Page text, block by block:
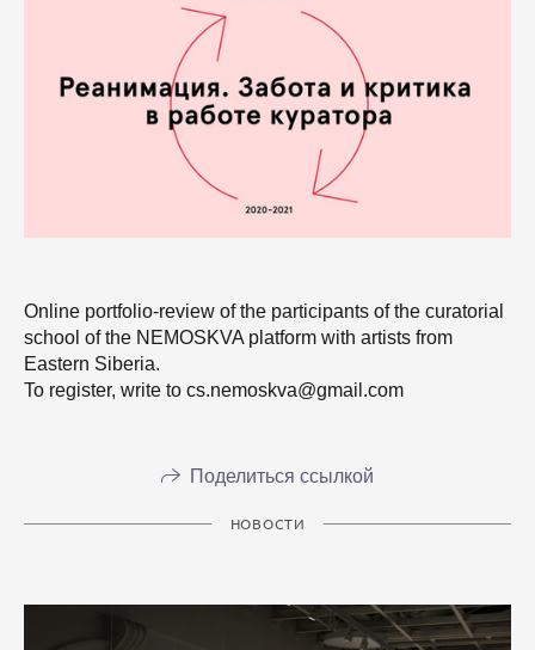
Online portfolio-review of the participants of the curatorial
school of the NEMOSKVA platform with artists from
Eastern Siberia.
To register, write to cs.nemoskva@gmail.com
Поделиться ссылкой
НОВОСТИ